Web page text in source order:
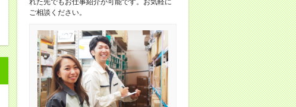
ご相談ください。